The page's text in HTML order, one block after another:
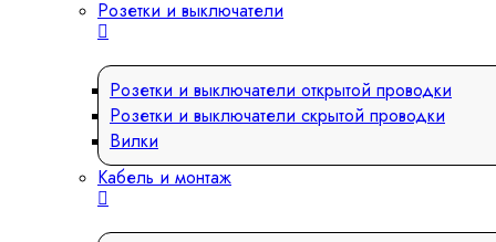
Розетки и выключатели
Розетки и выключатели открытой проводки
Розетки и выключатели скрытой проводки
Вилки
Кабель и монтаж